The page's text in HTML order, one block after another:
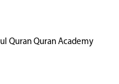
Quran Quran Academy